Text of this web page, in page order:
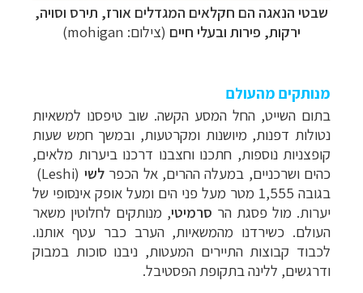
שבטי הנאגה הם חקלאים המגדלים אורז, תירס וסויה,
ירקות, פירות ובעלי חיים (צילום: mohigan)
מנותקים מהעולם
בתום השייט, החל המסע הקשה. שוב טיפסנו למשאיות
נטולות דפנות, מיושנות ומקרטעות, ובמשך חמש שעות
קופצניות נוספות, חתכנו וחצבנו דרכנו ביערות מלאים,
כהים ושרכניים, במעלה ההרים, אל הכפרלשי (Leshi)
בגובה 1,555 מטר מעל פני הים ומעל אופק אינסופי של
יערות. מול פסגת הר סרמיטי, מנותקים לחלוטין משאר
העולם. כשירדנו מהמשאיות, הערב כבר עטף אותנו.
לכבוד קבוצות התיירים המעטות, ניבנו סוכות במבוק
ודרגשים, ללינה בתקופת הפסטיבל.